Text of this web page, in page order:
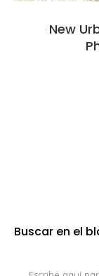
New
Buscar en el